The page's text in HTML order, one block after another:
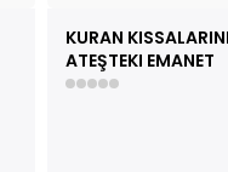
KURAN
ATEŞTEKI EMANET